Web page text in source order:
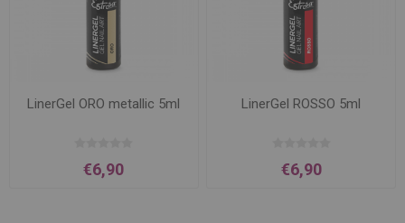
LinerGel ORO metallic 5ml
€6,90
LinerGel ROSSO 5ml
€6,90